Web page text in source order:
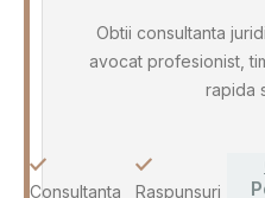
Obtii consultanta
avocat profesionist,
rapida
Consultanta
Raspunsuri